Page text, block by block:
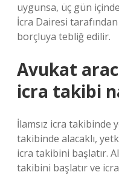
uygunsa, üç gün
İcra Dairesi
borçluya tebliğ edilir.
Avukat
icra takibi
İlamsız icra takibinde
takibinde alacaklı,
icra takibini başlatır.
takibini başlatır ve